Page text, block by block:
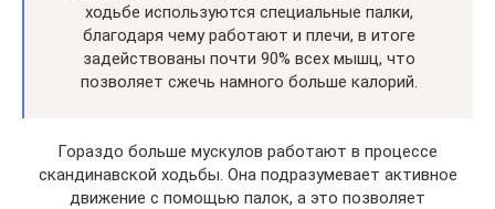
ходьбе используются специальные палки,
благодаря чему работают и плечи, в итоге
задействованы почти 90% всех мышц, что
позволяет сжечь намного больше калорий.
Гораздо больше мускулов работают в процессе
скандинавской ходьбы. Она подразумевает активное
движение с помощью палок, а это позволяет